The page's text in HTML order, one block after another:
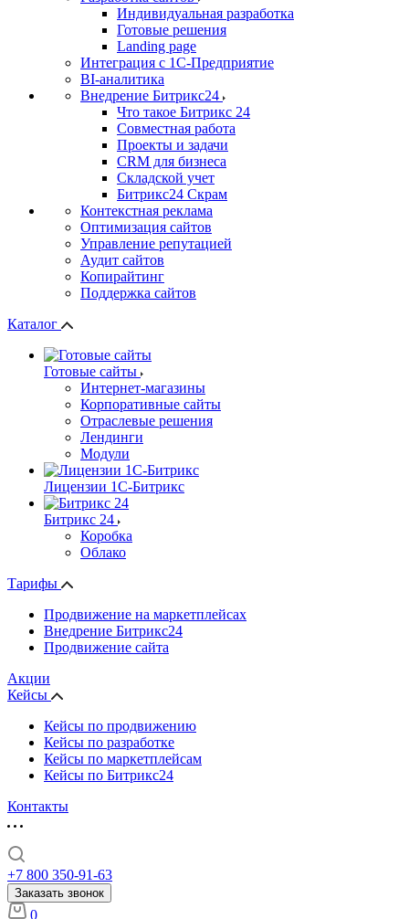
Индивидуальная разработка
Готовые решения
Landing page
Интеграция с 1С-Предприятие
BI-аналитика
Внедрение Битрикс24
Что такое Битрикс 24
Совместная работа
Проекты и задачи
СRМ для бизнеса
Складской учет
Битрикс24 Скрам
Контекстная реклама
Оптимизация сайтов
Управление репутацией
Аудит сайтов
Копирайтинг
Поддержка сайтов
Каталог
Готовые сайты
Интернет-магазины
Корпоративные сайты
Отраслевые решения
Лендинги
Модули
Лицензии 1С-Битрикс
Битрикс 24
Коробка
Облако
Тарифы
Продвижение на маркетплейсах
Внедрение Битрикс24
Продвижение сайта
Акции
Кейсы
Кейсы по продвижению
Кейсы по разработке
Кейсы по маркетплейсам
Кейсы по Битрикс24
Контакты
+7 800 350-91-63
Заказать звонок
0